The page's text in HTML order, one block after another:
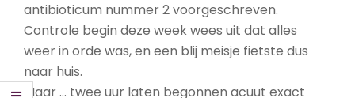
antibioticum nummer 2 voorgeschreven.
Controle begin deze week wees uit dat alles
weer in orde was, en een blij meisje fietste dus
naar huis.
Maar … twee uur laten begonnen acuut exact